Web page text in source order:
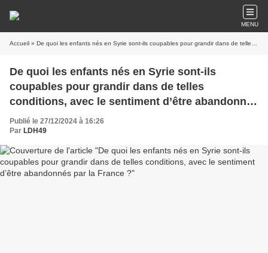
MENU
Accueil » De quoi les enfants nés en Syrie sont-ils coupables pour grandir dans de telles conditions, avec le sentiment d’être abandonnés par la France ?
De quoi les enfants nés en Syrie sont-ils
coupables pour grandir dans de telles
conditions, avec le sentiment d’être abandonnés
par la France ?
Publié le 27/12/2024 à 16:26
Par LDH49